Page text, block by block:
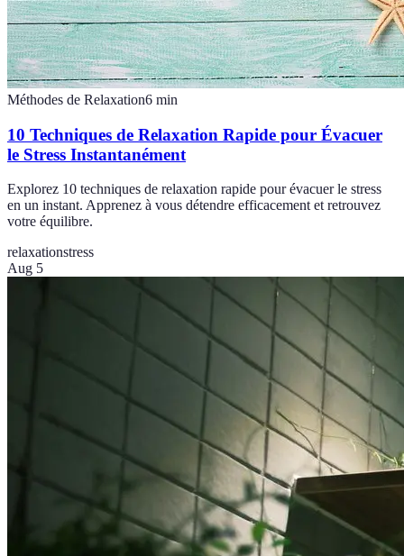
Méthodes de Relaxation6 min
10 Techniques de Relaxation Rapide pour Évacuer
le Stress Instantanément
Explorez 10 techniques de relaxation rapide pour évacuer le stress
en un instant. Apprenez à vous détendre efficacement et retrouvez
votre équilibre.
relaxationstress
Aug 5